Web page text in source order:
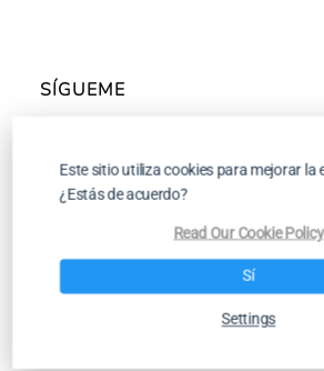
SÍGUEME
Tutoriales para Tejer a Dos
Ganchillo
Este sitio utiliza cookies para mejorar la
¿Estás de acuerdo?
Read Our Cookie Policy
Sí
Settings